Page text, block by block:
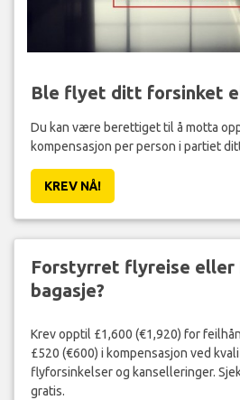
Ble flyet ditt forsinket
Du kan være berettiget til å motta
kompensasjon per person i partiet
KREV NÅ!
Forstyrret flyreise
bagasje?
Krev opptil £1,600 (€1,920) for
£520 (€600) i kompensasjon ved
flyforsinkelser og kanselleringer.
gratis.